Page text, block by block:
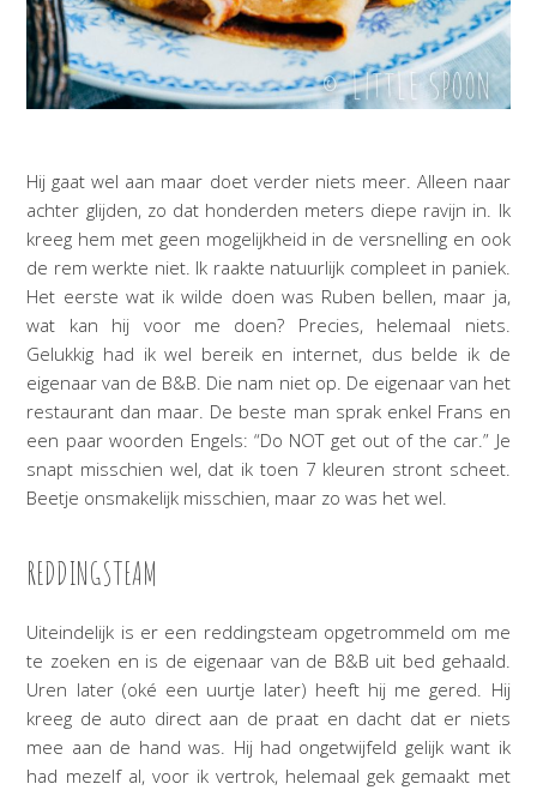
Hij gaat wel aan maar doet verder niets meer. Alleen naar
achter glijden, zo dat honderden meters diepe ravijn in. Ik
kreeg hem met geen mogelijkheid in de versnelling en ook
de rem werkte niet. Ik raakte natuurlijk compleet in paniek.
Het eerste wat ik wilde doen was Ruben bellen, maar ja,
wat kan hij voor me doen? Precies, helemaal niets.
Gelukkig had ik wel bereik en internet, dus belde ik de
eigenaar van de B&B. Die nam niet op. De eigenaar van het
restaurant dan maar. De beste man sprak enkel Frans en
een paar woorden Engels: “Do NOT get out of the car.” Je
snapt misschien wel, dat ik toen 7 kleuren stront scheet.
Beetje onsmakelijk misschien, maar zo was het wel.
REDDINGSTEAM
Uiteindelijk is er een reddingsteam opgetrommeld om me
te zoeken en is de eigenaar van de B&B uit bed gehaald.
Uren later (oké een uurtje later) heeft hij me gered. Hij
kreeg de auto direct aan de praat en dacht dat er niets
mee aan de hand was. Hij had ongetwijfeld gelijk want ik
had mezelf al, voor ik vertrok, helemaal gek gemaakt met